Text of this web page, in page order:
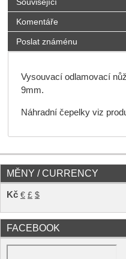
Komentáře
Poslat známénu
Vysouvací odlamovací
9mm.
Náhradní čepelky viz
MĚNY / CURRENCY
Kč € £ $
FACEBOOK